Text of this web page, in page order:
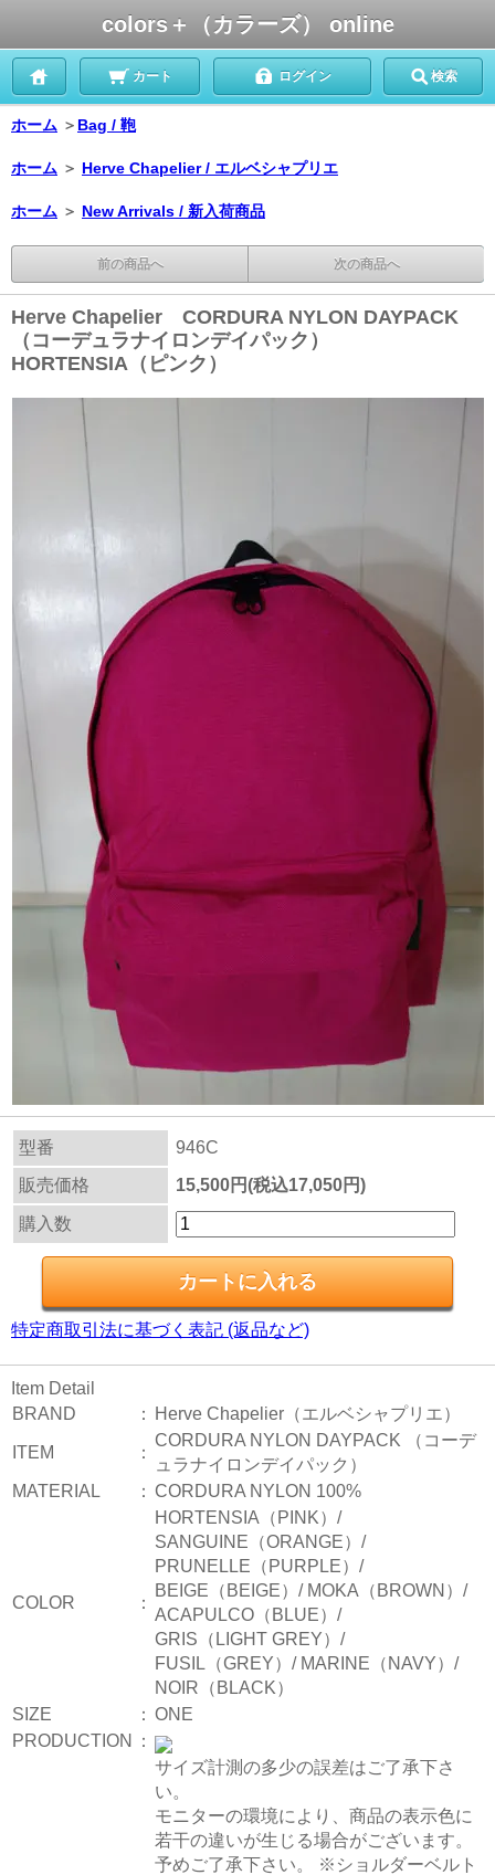
colors＋（カラーズ） online
カート ログイン 検索
ホーム ＞ Bag / 鞄
ホーム ＞ Herve Chapelier / エルベシャプリエ
ホーム ＞ New Arrivals / 新入荷商品
前の商品へ 次の商品へ
Herve Chapelier CORDURA NYLON DAYPACK
（コーデュラナイロンデイパック）
HORTENSIA（ピンク）
型番
946C
販売価格
15,500円(税込17,050円)
購入数
特定商取引法に基づく表記 (返品など)
Item Detail
BRAND
： Herve Chapelier（エルベシャプリエ）
ITEM ：
CORDURA NYLON DAYPACK （コーデ
ュラナイロンデイパック）
MATERIAL
： CORDURA NYLON 100%
COLOR ：
HORTENSIA（PINK）/
SANGUINE（ORANGE）/
PRUNELLE（PURPLE）/
BEIGE（BEIGE）/ MOKA（BROWN）/
ACAPULCO（BLUE）/
GRIS（LIGHT GREY）/
FUSIL（GREY）/ MARINE（NAVY）/
NOIR（BLACK）
SIZE
： ONE
PRODUCTION
：
サイズ計測の多少の誤差はご了承下さ
い。
モニターの環境により、商品の表示色に
若干の違いが生じる場合がございます。
予めご了承下さい。 ※ショルダーベルト